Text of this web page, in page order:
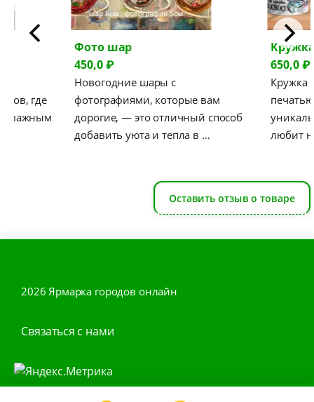
где
важным
Фото шар
450,0 ₽
Новогодние шары с
фотографиями, которые вам
дорогие, — это отличный способ
добавить уюта и тепла в …
650,0 ₽
Кружка
любит
Оставить отзыв о товаре
2026 Ярмарка городов онлайн
Связаться с нами